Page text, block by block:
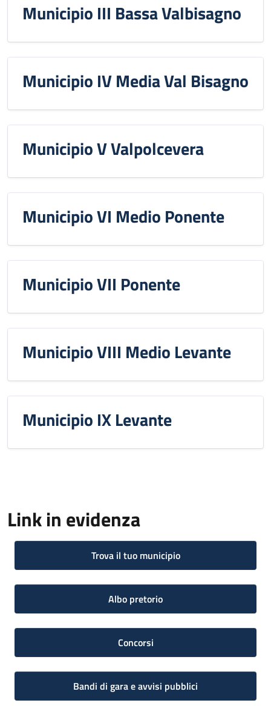
Municipio III Bassa Valbisagno
Municipio IV Media Val Bisagno
Municipio V Valpolcevera
Municipio VI Medio Ponente
Municipio VII Ponente
Municipio VIII Medio Levante
Municipio IX Levante
Link in evidenza
Trova il tuo municipio
Albo pretorio
Concorsi
Bandi di gara e avvisi pubblici